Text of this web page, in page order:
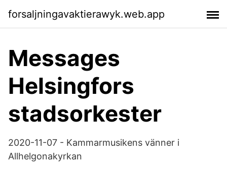
forsaljningavaktierawyk.web.app
Messages
Helsingfors
stadsorkester
2020-11-07 - Kammarmusikens vänner i
Allhelgonakyrkan